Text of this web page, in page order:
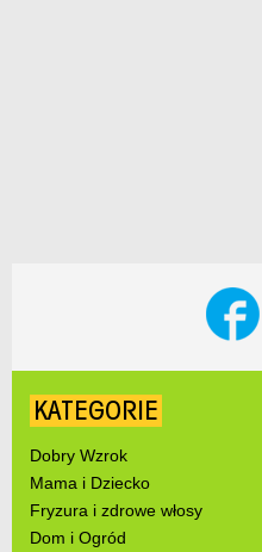
KATEGORIE
Dobry Wzrok
Mama i Dziecko
Fryzura i zdrowe włosy
Dom i Ogród